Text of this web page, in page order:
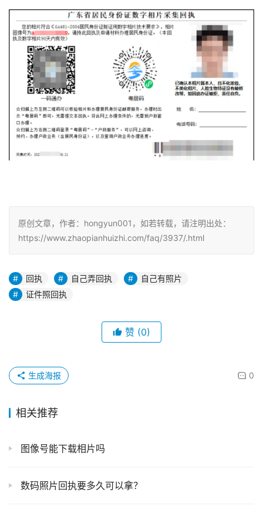
原创文章，作者：hongyun001，如若转载，请注明出处：
https://www.zhaopianhuizhi.com/faq/3937/.html
回执 自己弄回执
自己有照片
证件照回执
赞 (0)
0
生成海报
相关推荐
图像号能下载相片吗
数码照片回执要多久可以拿？